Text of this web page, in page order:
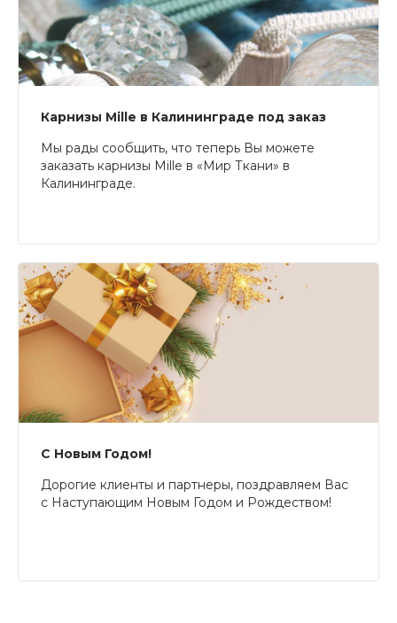
Карнизы Mille в Калининграде под заказ
Мы рады сообщить, что теперь Вы можете
заказать карнизы Mille в «Мир Ткани» в
Калининграде.
С Новым Годом!
Дорогие клиенты и партнеры, поздравляем Вас
с Наступающим Новым Годом и Рождеством!